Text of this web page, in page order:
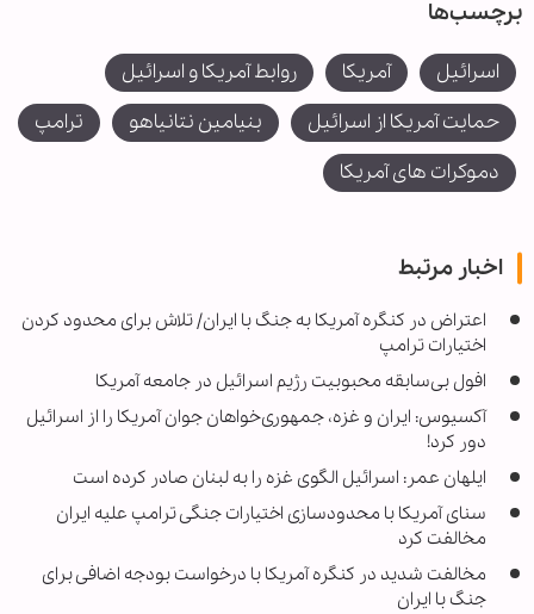
برچسب‌ها
اسرائیل آمریکا
روابط آمریکا و اسرائیل
حمایت آمریکا از اسرائیل
بنیامین نتانیاهو
ترامپ
دموکرات های آمریکا
اخبار مرتبط
اعتراض در کنگره آمریکا به جنگ با ایران/ تلاش برای محدود کردن
اختیارات ترامپ
افول بی‌سابقه محبوبیت رژیم اسرائیل در جامعه آمریکا
آکسیوس: ایران و غزه، جمهوری‌خواهان جوان آمریکا را از اسرائیل
دور کرد!
ایلهان عمر: اسرائیل الگوی غزه را به لبنان صادر کرده است
سنای آمریکا با محدودسازی اختیارات جنگی ترامپ علیه ایران
مخالفت کرد
مخالفت شدید در کنگره آمریکا با درخواست بودجه اضافی برای
جنگ با ایران